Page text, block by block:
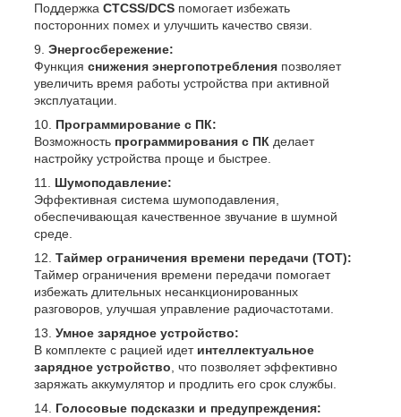
Поддержка CTCSS/DCS помогает избежать
посторонних помех и улучшить качество связи.
Энергосбережение:
Функция снижения энергопотребления позволяет
увеличить время работы устройства при активной
эксплуатации.
Программирование с ПК:
Возможность программирования с ПК делает
настройку устройства проще и быстрее.
Шумоподавление:
Эффективная система шумоподавления,
обеспечивающая качественное звучание в шумной
среде.
Таймер ограничения времени передачи (TOT):
Таймер ограничения времени передачи помогает
избежать длительных несанкционированных
разговоров, улучшая управление радиочастотами.
Умное зарядное устройство:
В комплекте с рацией идет интеллектуальное
зарядное устройство, что позволяет эффективно
заряжать аккумулятор и продлить его срок службы.
Голосовые подсказки и предупреждения: